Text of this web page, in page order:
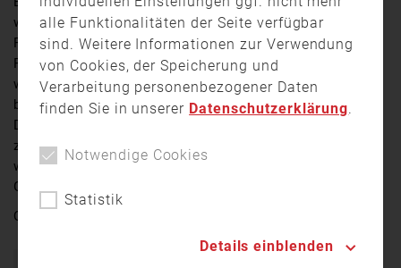
wurden nach einer Erstversorgung durch Notarzt und
Rettungsdienst ins Krankenhaus gebracht. Die
Feuerwehr Aschaffenburg sicherte die Unfallstelle ab,
während Mitarbeiter des Stromversorgers den
beschädigten Verteilerkasten umgehend reparierten.
Die Auhofstraße war im Bereich der Unfallstelle
zeitweise gesperrt. Das Auto wurde aufgrund von
wirtschaftlichem Totalschaden abgeschleppt. Der
Gesamtschaden liegt bei mehreren zehntausend Euro.
Quelle:
alle Funktionalitäten der Seite verfügbar
sind. Weitere Informationen zur Verwendung
von Cookies, der Speicherung und
Verarbeitung personenbezogener Daten
finden Sie in unserer Datenschutzerklärung.
Notwendige Cookies
Statistik
Details einblenden